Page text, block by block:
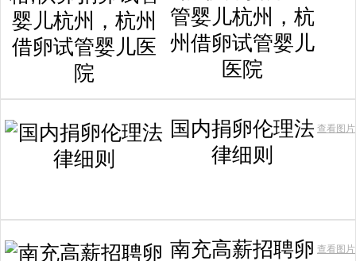
管婴儿杭州，杭
州借卵试管婴儿
医院
国内捐卵伦理法
律细则
查看图片
南充高薪招聘卵 查看图片